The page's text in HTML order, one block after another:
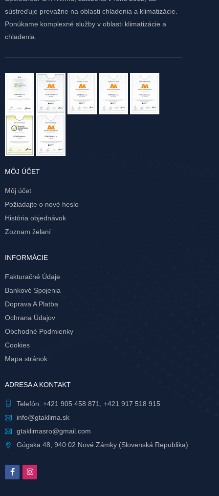
sústreďuje prevažne na oblasti chladenia a klimatizácie.
Ponúkame komplexné služby v oblasti klimatizácie a
chladenia.
MÔJ ÚČET
Môj účet
Požiadajte o nové heslo
História objednávok
Zoznam želaní
INFORMÁCIE
Fakturačné Údaje
Bankové Spojenia
Doprava A Platba
Ochrana Údajov
Obchodné Podmienky
Cookies
Mapa stránok
ADRESA A KONTAKT
Telefón: +421 905 458 871
+421 917 518 915
info@gtaklima.sk
gtaklimasro@gmail.com
Gúgska 48, 940 02 Nové Zámky (Slovenská Republika)